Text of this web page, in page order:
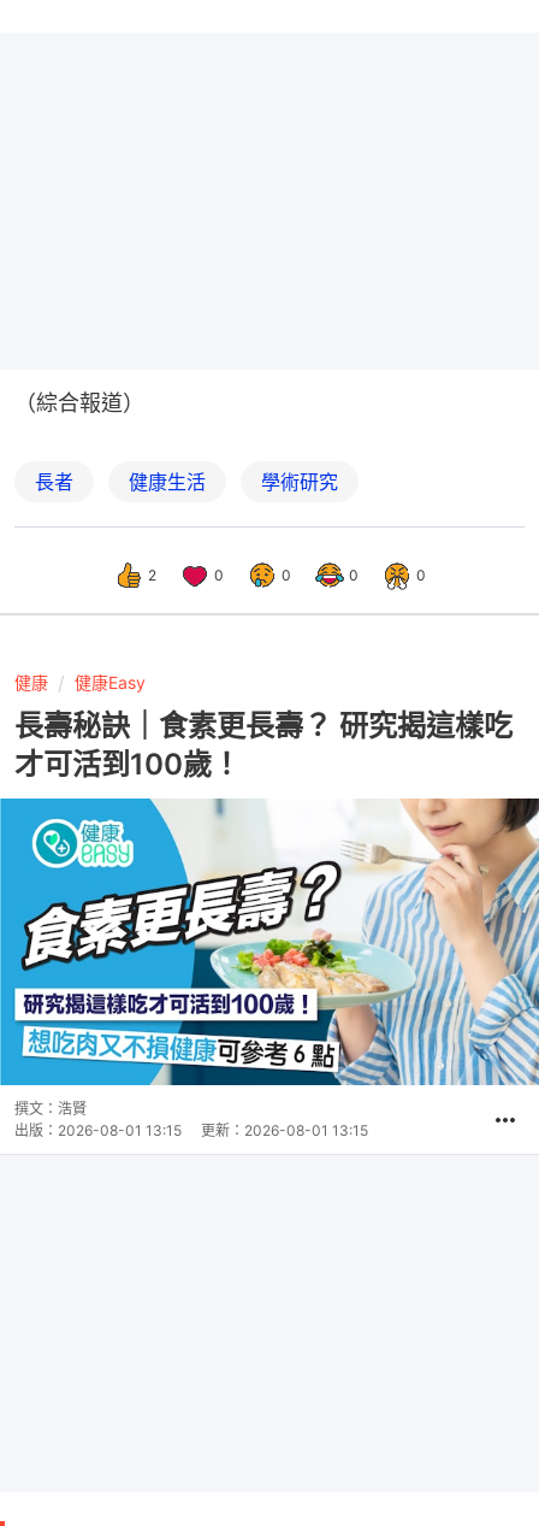
（綜合報道）
長者 健康生活 學術研究
2 0 0 0 0
健康 健康Easy
長壽秘訣｜食素更長壽？ 研究揭這樣吃
才可活到100歲！
撰文： 浩賢
出版： 2026-08-01 13:15 更新： 2026-08-01 13:15